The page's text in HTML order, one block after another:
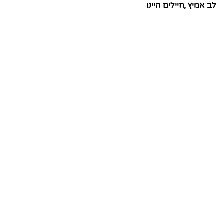
לב אמיץ ,חיילים היינו